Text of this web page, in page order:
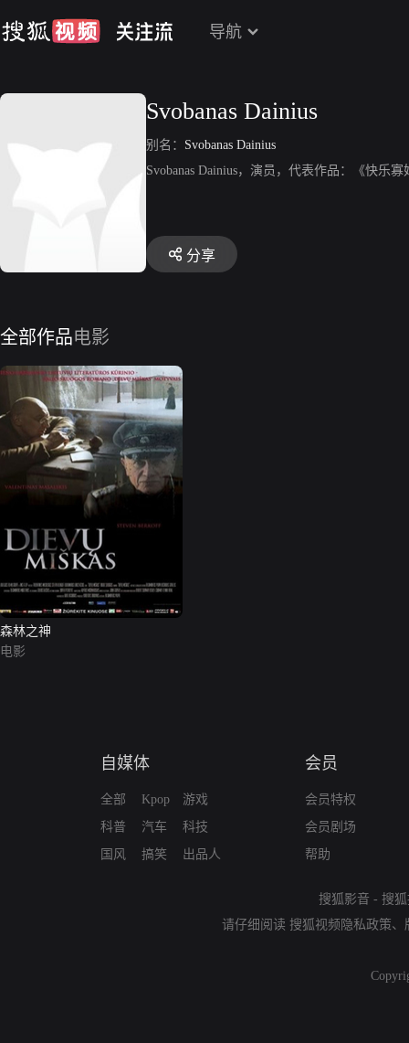
导航
Svobanas Dainius
别名： Svobanas Dainius
Svobanas Dainius，演员，代表作品：《快乐寡
分享
全部作品电影
森林之神
电影
自媒体
全部
科普
国风
Kpop
汽车
搞笑
游戏
科技
出品人
会员
会员特权
会员剧场
帮助
搜狐影音 - 搜
请仔细阅读 搜狐视频隐私政策、